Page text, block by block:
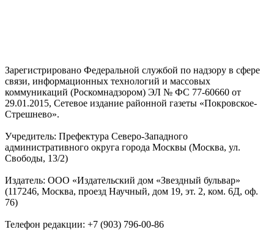
Зарегистрировано Федеральной службой по надзору в сфере
связи, информационных технологий и массовых
коммуникаций (Роскомнадзором) ЭЛ № ФС 77-60660 от
29.01.2015, Сетевое издание районной газеты «Покровское-
Стрешнево».
Учредитель: Префектура Северо-Западного
административного округа города Москвы (Москва, ул.
Свободы, 13/2)
Издатель: ООО «Издательский дом «Звездный бульвар»
(117246, Москва, проезд Научный, дом 19, эт. 2, ком. 6Д, оф.
76)
Телефон редакции: +7 (903) 796-00-86